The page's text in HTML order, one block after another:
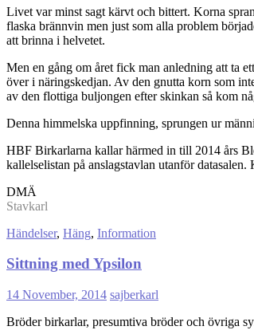
Livet var minst sagt kärvt och bittert. Korna
flaska brännvin men just som alla problem
att brinna i helvetet.
Men en gång om året fick man anledning att ta
över i näringskedjan. Av den gnutta korn som
av den flottiga buljongen efter skinkan så kom
Denna himmelska uppfinning, sprungen ur
HBF Birkarlarna kallar härmed in till 2014 års
kallelselistan på anslagstavlan utanför
DMÄ
Stavkarl
Händelser, Häng, Information
Sittning med Ypsilon
14 November, 2014 sajberkarl
Bröder birkarlar, presumtiva bröder och övriga